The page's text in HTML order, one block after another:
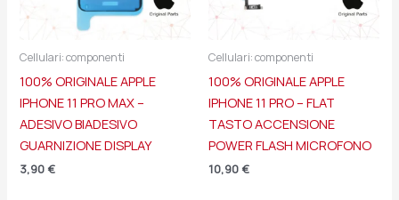
Cellulari: componenti
100% ORIGINALE APPLE
IPHONE 11 PRO MAX –
ADESIVO BIADESIVO
GUARNIZIONE DISPLAY
3,90 €
Cellulari: componenti
100% ORIGINALE APPLE
IPHONE 11 PRO – FLAT
TASTO ACCENSIONE
POWER FLASH MICROFONO
10,90 €